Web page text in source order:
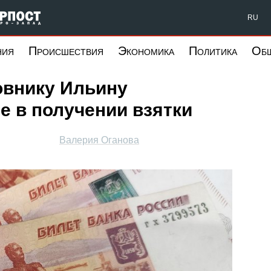
Форпост Северо-Запад RU
Происшествия Экономика Политика
Ильину
в получении взятки
Валерия Оганова